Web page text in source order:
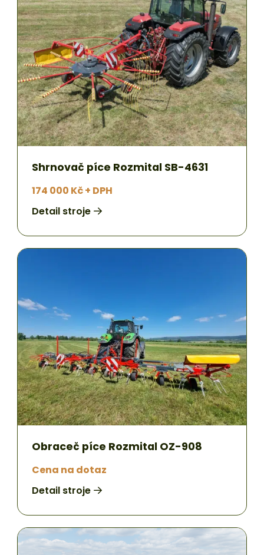
Shrnovač píce Rozmital SB-4631
174 000 Kč + DPH
Detail stroje
Obraceč píce Rozmital OZ-908
Cena na dotaz
Detail stroje